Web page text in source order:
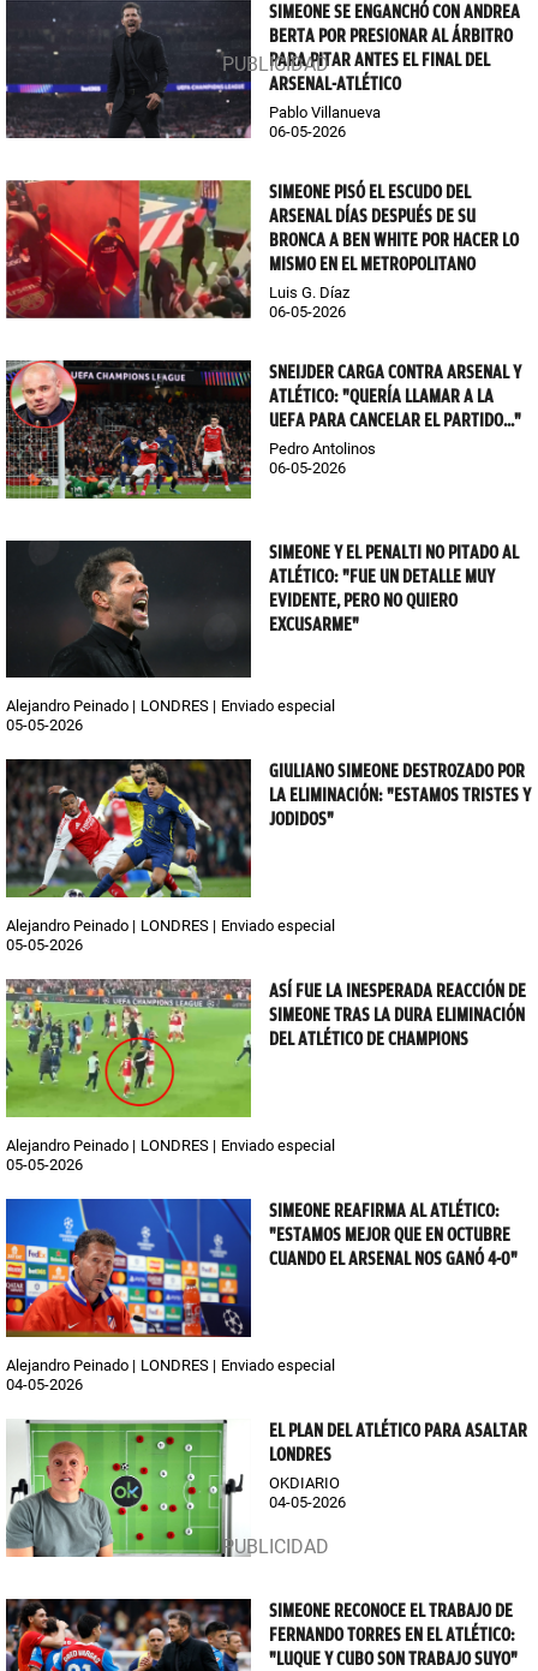
SIMEONE SE ENGANCHÓ CON ANDREA
BERTA POR PRESIONAR AL ÁRBITRO
PARA PITAR ANTES EL FINAL DEL
ARSENAL-ATLÉTICO
Pablo Villanueva
06-05-2026
SIMEONE PISÓ EL ESCUDO DEL
ARSENAL DÍAS DESPUÉS DE SU
BRONCA A BEN WHITE POR HACER LO
MISMO EN EL METROPOLITANO
Luis G. Díaz
06-05-2026
SNEIJDER CARGA CONTRA ARSENAL Y
ATLÉTICO: "QUERÍA LLAMAR A LA
UEFA PARA CANCELAR EL PARTIDO..."
Pedro Antolinos
06-05-2026
SIMEONE Y EL PENALTI NO PITADO AL
ATLÉTICO: "FUE UN DETALLE MUY
EVIDENTE, PERO NO QUIERO
EXCUSARME"
Alejandro Peinado LONDRES
Enviado especial
05-05-2026
GIULIANO SIMEONE DESTROZADO POR
LA ELIMINACIÓN: "ESTAMOS TRISTES Y
JODIDOS"
Alejandro Peinado LONDRES
Enviado especial
05-05-2026
ASÍ FUE LA INESPERADA REACCIÓN DE
SIMEONE TRAS LA DURA ELIMINACIÓN
DEL ATLÉTICO DE CHAMPIONS
Alejandro Peinado LONDRES
Enviado especial
05-05-2026
SIMEONE REAFIRMA AL ATLÉTICO:
"ESTAMOS MEJOR QUE EN OCTUBRE
CUANDO EL ARSENAL NOS GANÓ 4-0"
Alejandro Peinado LONDRES
Enviado especial
04-05-2026
EL PLAN DEL ATLÉTICO PARA ASALTAR
LONDRES
OKDIARIO
04-05-2026
SIMEONE RECONOCE EL TRABAJO DE
FERNANDO TORRES EN EL ATLÉTICO:
"LUQUE Y CUBO SON TRABAJO SUYO"